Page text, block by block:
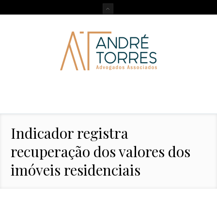
Indicador registra
recuperação dos valores dos
imóveis residenciais